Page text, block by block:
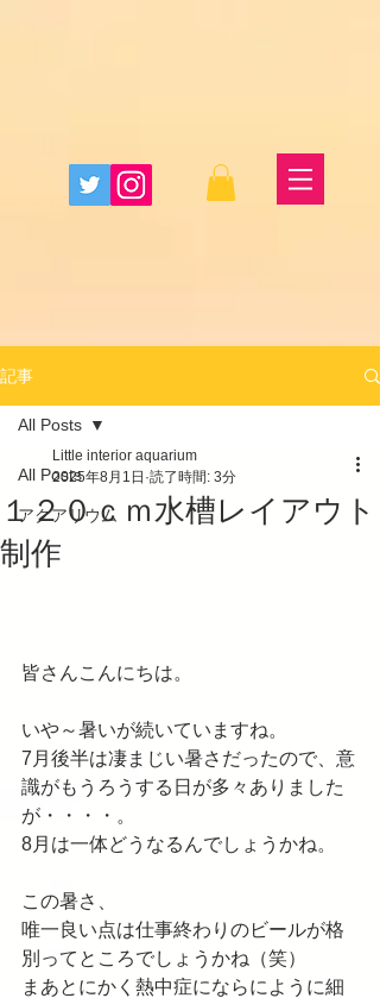
記事
All Posts
アクアリウム
All Posts
１２０ｃｍ水槽レイアウト
制作
Little interior aquarium
2025年8月1日 読了時間: 3分
皆さんこんにちは。
いや～暑いが続いていますね。
7月後半は凄まじい暑さだったので、意
識がもうろうする日が多々ありました
が・・・・。
8月は一体どうなるんでしょうかね。
この暑さ、
唯一良い点は仕事終わりのビールが格
別ってところでしょうかね（笑）
まあとにかく熱中症にならにように細